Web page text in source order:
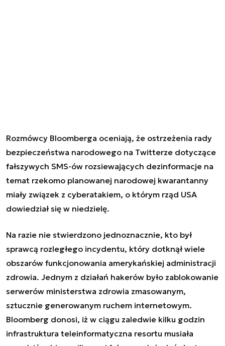
Rozmówcy Bloomberga oceniają, że ostrzeżenia rady
bezpieczeństwa narodowego na Twitterze dotyczące
fałszywych SMS-ów rozsiewających dezinformacje na
temat rzekomo planowanej narodowej kwarantanny
miały związek z cyberatakiem, o którym rząd USA
dowiedział się w niedzielę.
Na razie nie stwierdzono jednoznacznie, kto był
sprawcą rozległego incydentu, który dotknął wiele
obszarów funkcjonowania amerykańskiej administracji
zdrowia. Jednym z działań hakerów było zablokowanie
serwerów ministerstwa zdrowia zmasowanym,
sztucznie generowanym ruchem internetowym.
Bloomberg donosi, iż w ciągu zaledwie kilku godzin
infrastruktura teleinformatyczna resortu musiała